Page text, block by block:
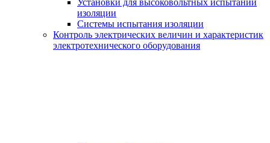
Установки для высоковольтных испытаний
изоляции
Системы испытания изоляции
Контроль электрических величин и характеристик
электротехнического оборудования